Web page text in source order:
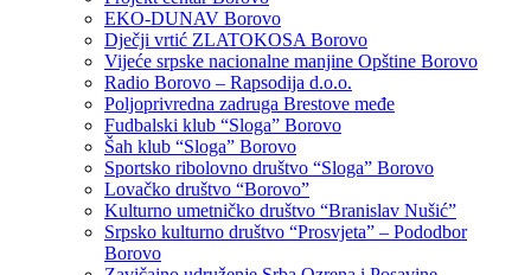
EKO-DUNAV Borovo
Dječji vrtić ZLATOKOSA Borovo
Vijeće srpske nacionalne manjine Opštine Borovo
Radio Borovo – Rapsodija d.o.o.
Poljoprivredna zadruga Brestove međe
Fudbalski klub “Sloga” Borovo
Šah klub “Sloga” Borovo
Sportsko ribolovno društvo “Sloga” Borovo
Lovačko društvo “Borovo”
Kulturno umetničko društvo “Branislav Nušić”
Srpsko kulturno društvo “Prosvjeta” – Pododbor
Borovo